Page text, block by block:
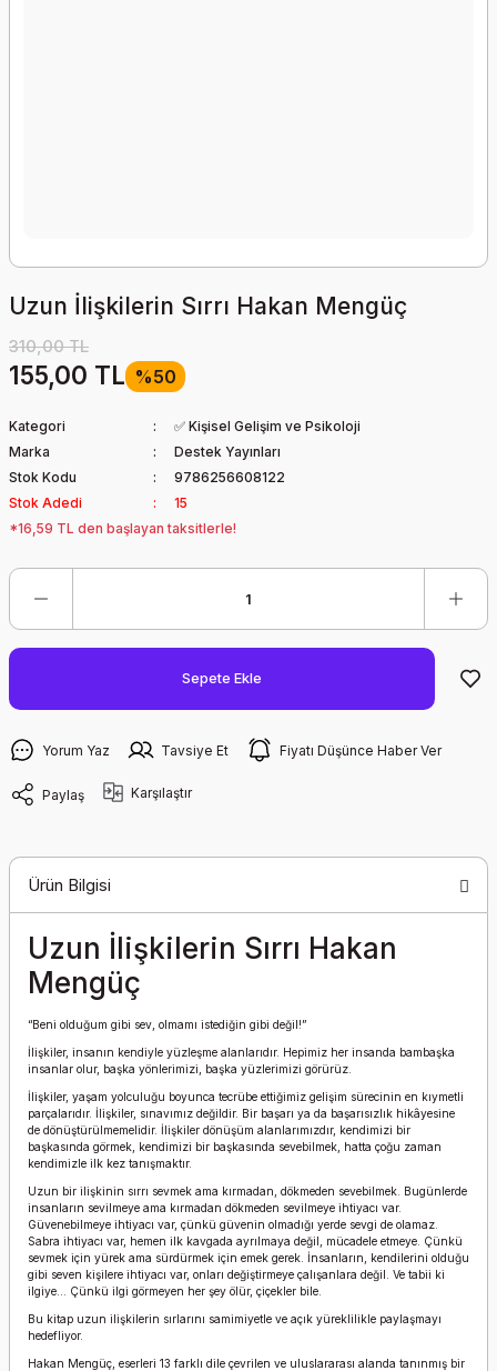
Uzun İlişkilerin Sırrı Hakan Mengüç
310,00 TL
155,00 TL %50
Kategori
✅ Kişisel Gelişim ve Psikoloji
Marka
Destek Yayınları
Stok Kodu
9786256608122
Stok Adedi
15
*16,59 TL den başlayan taksitlerle!
Sepete Ekle
Yorum Yaz Tavsiye Et Fiyatı Düşünce Haber Ver
Paylaş Karşılaştır
Ürün Bilgisi
Uzun İlişkilerin Sırrı Hakan
Mengüç
“Beni olduğum gibi sev, olmamı istediğin gibi değil!”
İlişkiler, insanın kendiyle yüzleşme alanlarıdır. Hepimiz her insanda bambaşka
insanlar olur, başka yönlerimizi, başka yüzlerimizi görürüz.
İlişkiler, yaşam yolculuğu boyunca tecrübe ettiğimiz gelişim sürecinin en kıymetli
parçalarıdır. İlişkiler, sınavımız değildir. Bir başarı ya da başarısızlık hikâyesine
de dönüştürülmemelidir. İlişkiler dönüşüm alanlarımızdır, kendimizi bir
başkasında görmek, kendimizi bir başkasında sevebilmek, hatta çoğu zaman
kendimizle ilk kez tanışmaktır.
Uzun bir ilişkinin sırrı sevmek ama kırmadan, dökmeden sevebilmek. Bugünlerde
insanların sevilmeye ama kırmadan dökmeden sevilmeye ihtiyacı var.
Güvenebilmeye ihtiyacı var, çünkü güvenin olmadığı yerde sevgi de olamaz.
Sabra ihtiyacı var, hemen ilk kavgada ayrılmaya değil, mücadele etmeye. Çünkü
sevmek için yürek ama sürdürmek için emek gerek. İnsanların, kendilerini olduğu
gibi seven kişilere ihtiyacı var, onları değiştirmeye çalışanlara değil. Ve tabii ki
ilgiye... Çünkü ilgi görmeyen her şey ölür, çiçekler bile.
Bu kitap uzun ilişkilerin sırlarını samimiyetle ve açık yüreklilikle paylaşmayı
hedefliyor.
Hakan Mengüç, eserleri 13 farklı dile çevrilen ve uluslararası alanda tanınmış bir